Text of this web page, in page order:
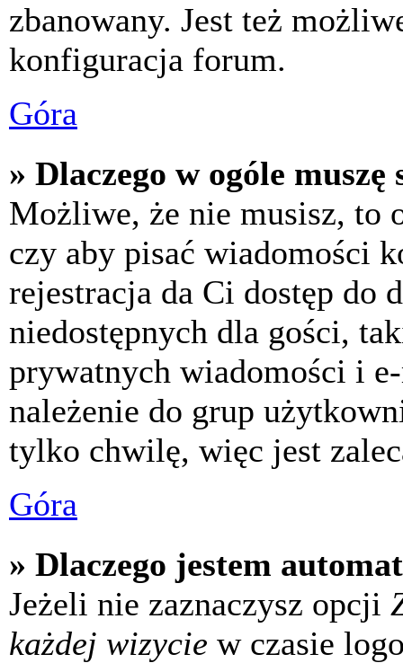
zbanowany. Jest też
konfiguracja forum.
Góra
» Dlaczego w ogóle
Możliwe, że nie musisz, to
czy aby pisać wiadomości
rejestracja da Ci dostęp do
niedostępnych dla gości,
prywatnych wiadomości i
należenie do grup
tylko chwilę, więc jest
Góra
» Dlaczego jestem
Jeżeli nie zaznaczysz opcji
każdej wizycie w czasie